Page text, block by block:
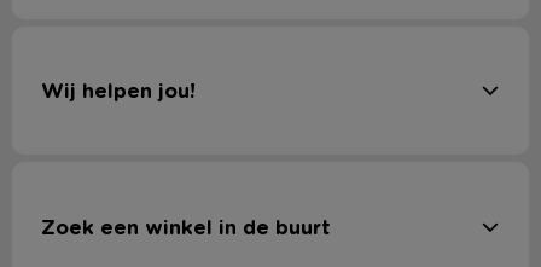
Wij helpen jou!
Zoek een winkel in de buurt